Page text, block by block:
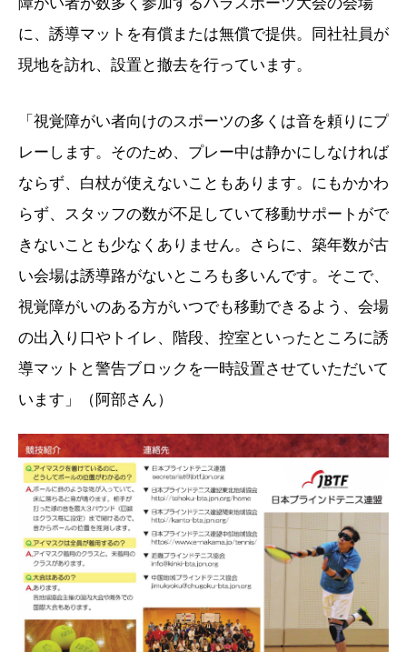
に、誘導マットを有償または無償で提供。同社社員が
現地を訪れ、設置と撤去を行っています。
「視覚障がい者向けのスポーツの多くは音を頼りにプ
レーします。そのため、プレー中は静かにしなければ
ならず、白杖が使えないこともあります。にもかかわ
らず、スタッフの数が不足していて移動サポートがで
きないことも少なくありません。さらに、築年数が古
い会場は誘導路がないところも多いんです。そこで、
視覚障がいのある方がいつでも移動できるよう、会場
の出入り口やトイレ、階段、控室といったところに誘
導マットと警告ブロックを一時設置させていただいて
います」（阿部さん）